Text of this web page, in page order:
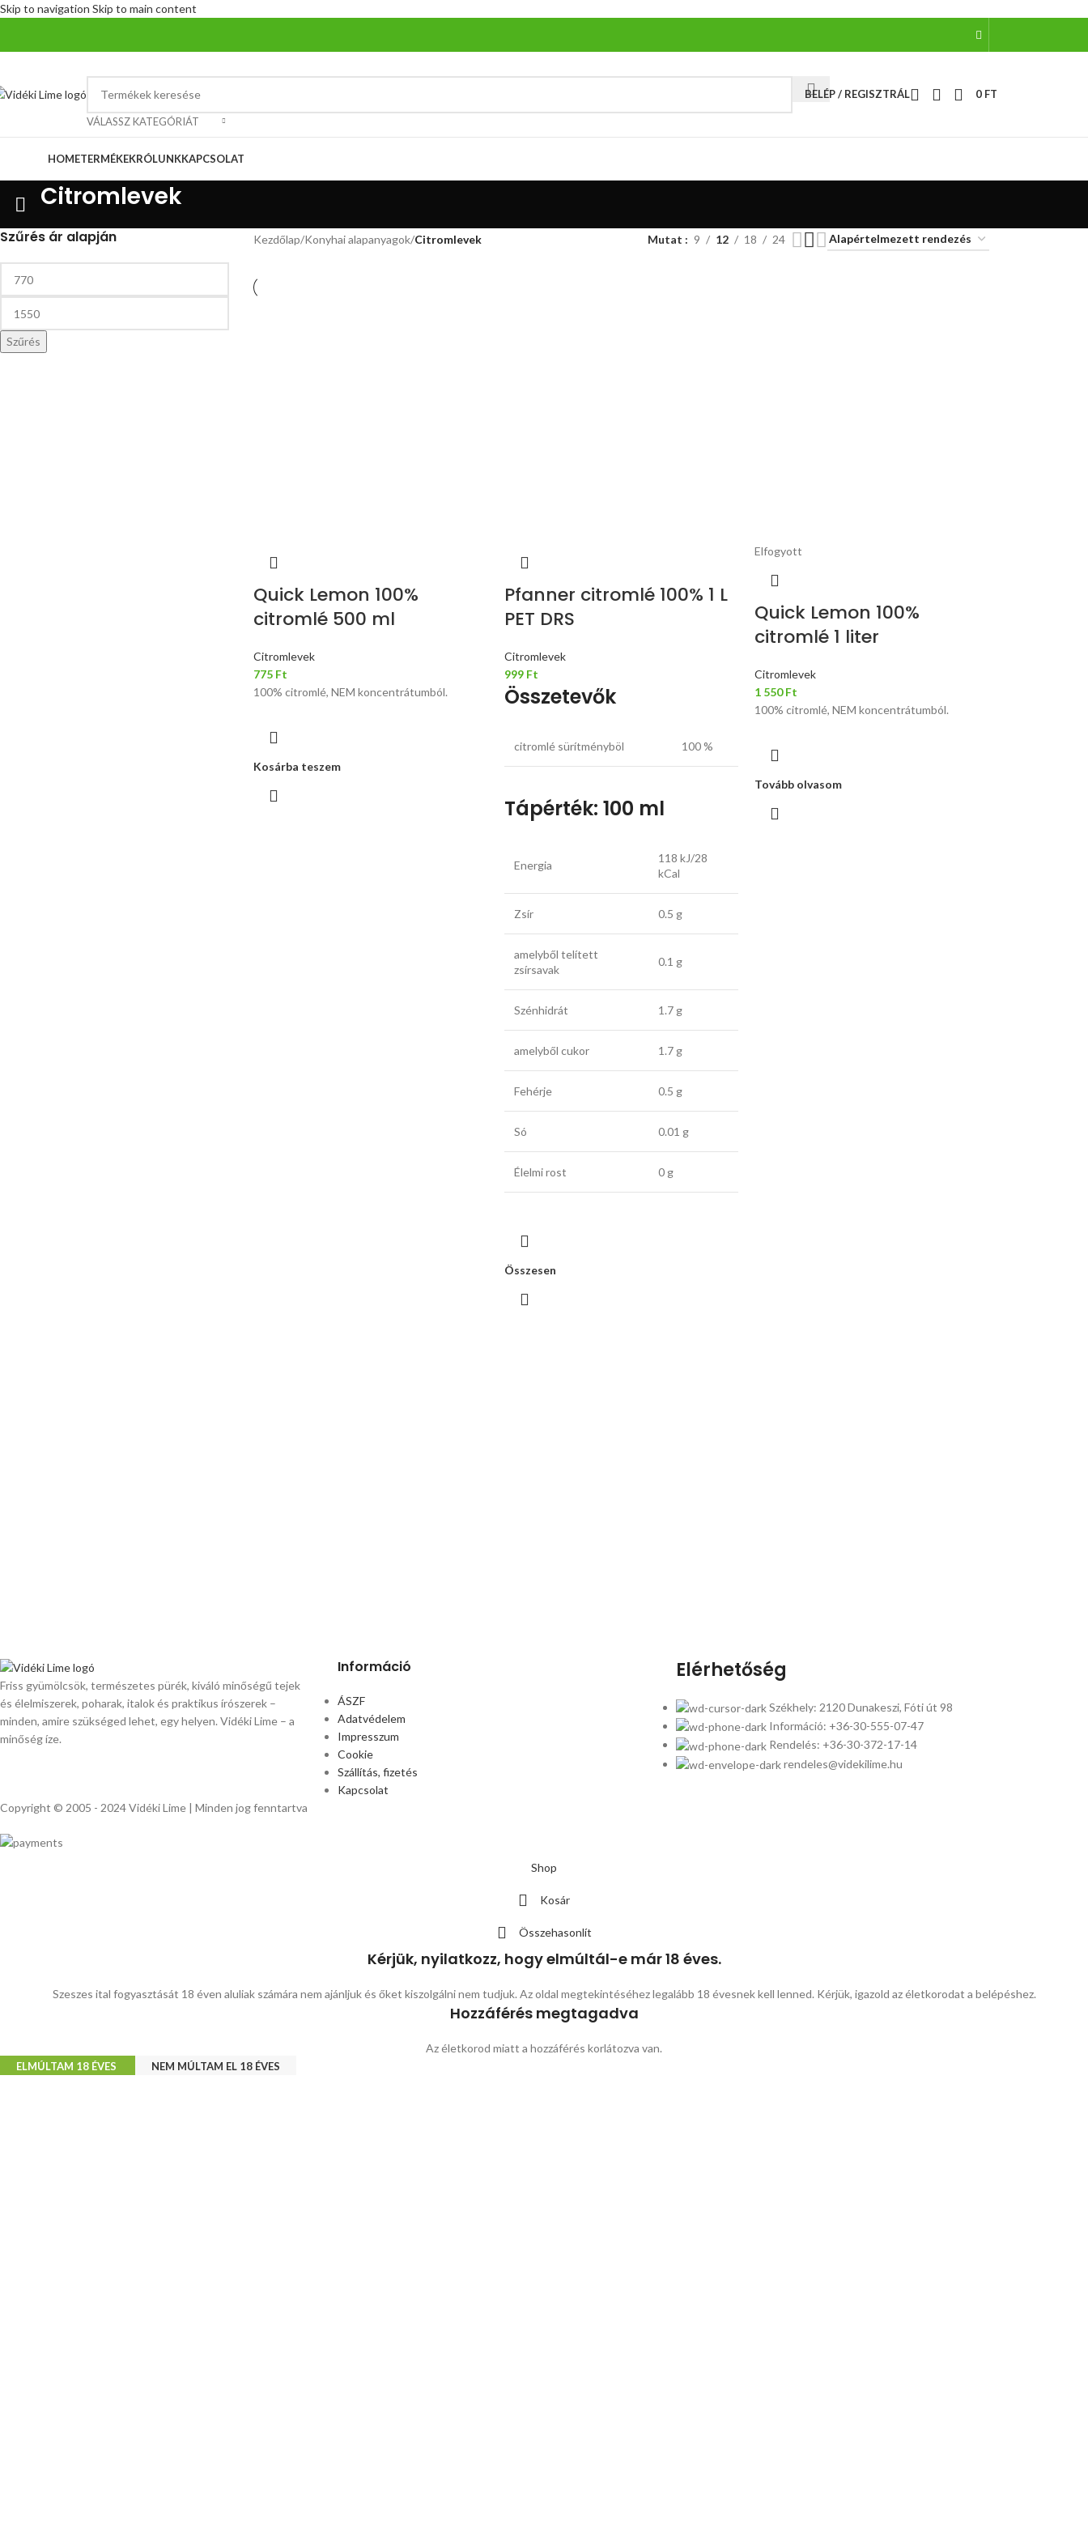
Skip to navigation Skip to main content
VÁLASSZ KATEGÓRIÁT
BELÉP / REGISZTRÁL 0 FT
HOMETERMÉKEKRÓLUNKKAPCSOLAT
Citromlevek
Szűrés ár alapján
Szűrés
Kezdőlap/Konyhai alapanyagok/Citromlevek Mutat 9 12 18 24
Quick Lemon 100%
citromlé 500 ml
Citromlevek
775 Ft
100% citromlé, NEM koncentrátumból.
Kosárba teszem
Pfanner citromlé 100% 1 L
PET DRS
Citromlevek
999 Ft
Összetevők
citromlé sürítményböl 100 %
Tápérték: 100 ml
Energia
118 kJ/28
kCal
Zsír 0.5 g
amelyből telített
zsírsavak
0.1 g
Szénhidrát 1.7 g
amelyből cukor 1.7 g
Fehérje 0.5 g
Só 0.01 g
Élelmi rost 0 g
Összesen
Elfogyott
Quick Lemon 100%
citromlé 1 liter
Citromlevek
1 550Ft
100% citromlé, NEM koncentrátumból.
Tovább olvasom
Friss gyümölcsök, természetes pürék, kiváló minőségű tejek
és élelmiszerek, poharak, italok és praktikus írószerek –
minden, amire szükséged lehet, egy helyen. Vidéki Lime – a
minőség íze.
Információ
ÁSZF
Adatvédelem
Impresszum
Cookie
Szállítás, fizetés
Kapcsolat
Elérhetőség
Székhely: 2120 Dunakeszi, Fóti út 98
Információ: +36-30-555-07-47
Rendelés: +36-30-372-17-14
rendeles@videkilime.hu
Copyright © 2005 - 2024 Vidéki Lime | Minden jog fenntartva
Shop
Kosár
Összehasonlít
Kérjük, nyilatkozz, hogy elmúltál-e már 18 éves.
Szeszes ital fogyasztását 18 éven aluliak számára nem ajánljuk és őket kiszolgálni nem tudjuk. Az oldal megtekintéséhez legalább 18 évesnek kell lenned. Kérjük, igazold az életkorodat a belépéshez.
Hozzáférés megtagadva
Az életkorod miatt a hozzáférés korlátozva van.
ELMÚLTAM 18 ÉVES NEM MÚLTAM EL 18 ÉVES